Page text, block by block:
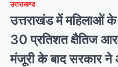
उत्तराखण्ड
उत्तराखंड में महिलाओं के
30 प्रतिशत क्षैतिज
मंजूरी के बाद सरकार ने